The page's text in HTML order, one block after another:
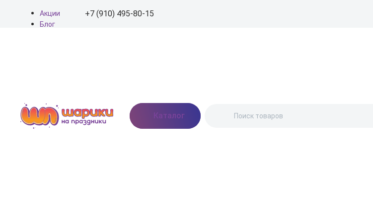
Акции
Блог
+7 (910) 495-80-15
Москва, Востряковское
шоссе, дом 7, стр. 3
Каталог